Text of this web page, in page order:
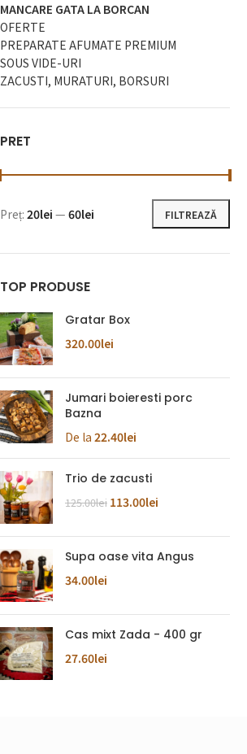
MANCARE GATA LA BORCAN
OFERTE
PREPARATE AFUMATE PREMIUM
SOUS VIDE-URI
ZACUSTI, MURATURI, BORSURI
PRET
FILTREAZĂ
Preț: 20lei — 60lei
TOP PRODUSE
Gratar Box
320.00lei
Jumari boieresti porc
Bazna
De la 22.40lei
Trio de zacusti
125.00lei 113.00lei
Supa oase vita Angus
34.00lei
Cas mixt Zada - 400 gr
27.60lei